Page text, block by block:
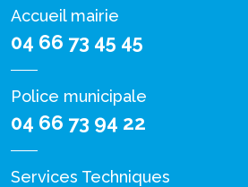
Accueil mairie
04 66 73 45 45
Police municipale
04 66 73 94 22
Services Techniques